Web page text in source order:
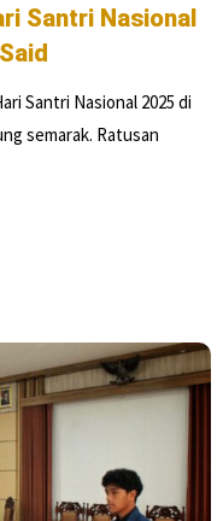
Santri Nasional
Santri Nasional 2025 di
semarak. Ratusan